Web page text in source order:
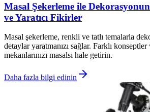
Masal Şekerleme ile
ve Yaratıcı Fikirler
Masal şekerleme, renkli ve tatlı temalarla
detaylar yaratmanızı sağlar. Farklı
mekanlarınızı masalsı hale getirin.
Daha fazla bilgi edinin